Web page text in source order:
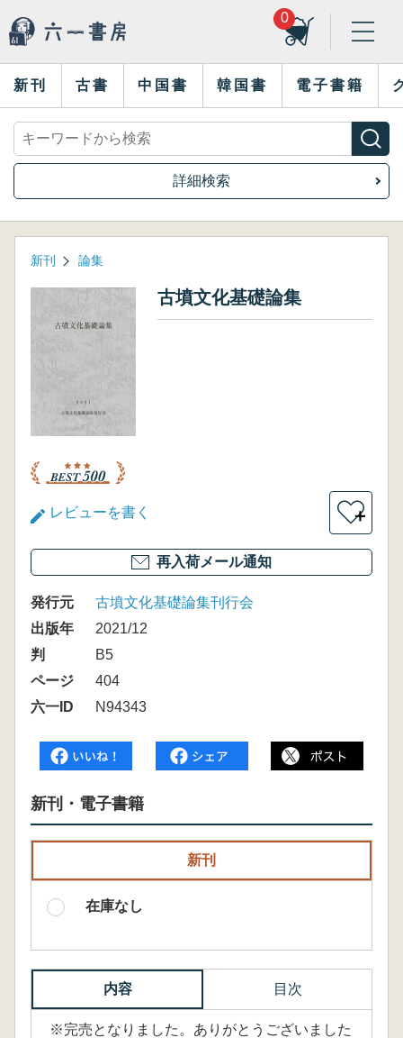
0
新刊 古書 中国書 韓国書 電子書籍
詳細検索
新刊 論集
古墳文化基礎論集
レビューを書く ＋
再入荷メール通知
発行元
古墳文化基礎論集刊行会
出版年
2021/12
判
B5
ページ
404
六一ID
N94343
新刊・電子書籍
新刊
在庫なし
内容 目次
※完売となりました。ありがとうございました